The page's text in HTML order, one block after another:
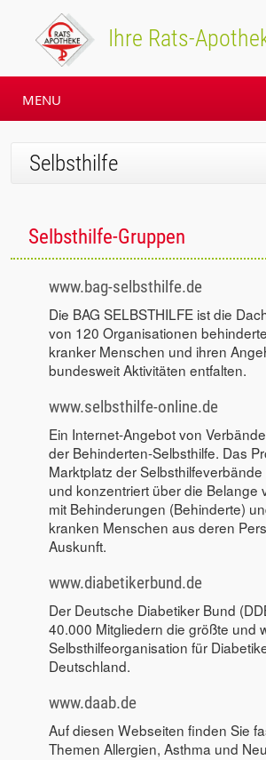
Ihre Rats-
MENU
Selbsthilfe
Selbsthilfe-Gruppen
www.bag-selbsthilfe.de
Die BAG SELBSTHILFE ist die
von 120 Organisationen
kranker Menschen und ihren
bundesweit Aktivitäten entfalten.
www.selbsthilfe-online.de
Ein Internet-Angebot von
der Behinderten-Selbsthilfe. Das
Marktplatz der
und konzentriert über die Belange
mit Behinderungen (Behinderte)
kranken Menschen aus deren
Auskunft.
www.diabetikerbund.de
Der Deutsche Diabetiker Bund
40.000 Mitgliedern die größte und
Selbsthilfeorganisation für
Deutschland.
www.daab.de
Auf diesen Webseiten finden Sie
Themen Allergien, Asthma und